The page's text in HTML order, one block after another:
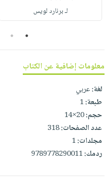
صابون
أطفال
فيديوهات
أسئلة
طرحها
خدمات
وفرات
انشر
كتابك
تواصل
معنا
نشرة
الإصدارات
لـ برنارد لويس
1
2
معلومات إضافية عن الكتاب
لغة:عربي
طبعة:1
حجم:20×14
عدد الصفحات:318
مجلدات:1
ردمك:9789778290011